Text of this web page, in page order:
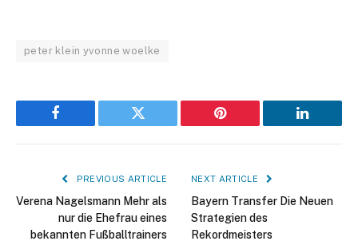
peter klein yvonne woelke
Facebook Twitter Pinterest LinkedIn
PREVIOUS ARTICLE
Verena Nagelsmann Mehr als
nur die Ehefrau eines
bekannten Fußballtrainers
NEXT ARTICLE
Bayern Transfer Die Neuen
Strategien des
Rekordmeisters